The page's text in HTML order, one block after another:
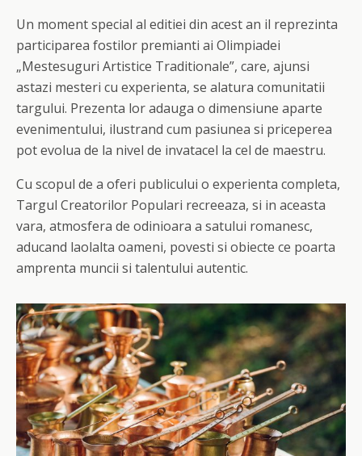
Un moment special al editiei din acest an il reprezinta
participarea fostilor premianti ai Olimpiadei
„Mestesuguri Artistice Traditionale”, care, ajunsi
astazi mesteri cu experienta, se alatura comunitatii
targului. Prezenta lor adauga o dimensiune aparte
evenimentului, ilustrand cum pasiunea si priceperea
pot evolua de la nivel de invatacel la cel de maestru.
Cu scopul de a oferi publicului o experienta completa,
Targul Creatorilor Populari recreeaza, si in aceasta
vara, atmosfera de odinioara a satului romanesc,
aducand laolalta oameni, povesti si obiecte ce poarta
amprenta muncii si talentului autentic.